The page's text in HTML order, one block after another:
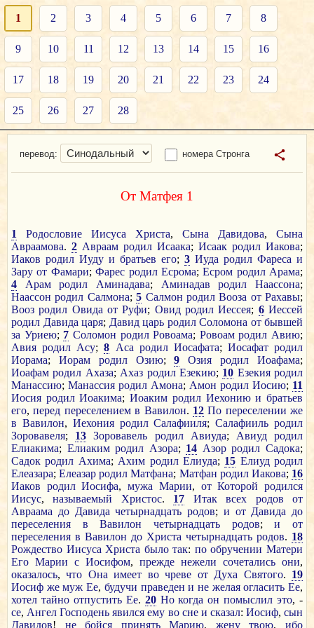
1 2 3 4 5 6 7 8
9 10 11 12 13 14 15 16
17 18 19 20 21 22 23 24
25 26 27 28